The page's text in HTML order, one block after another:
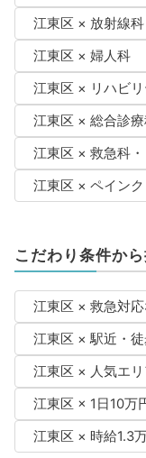
江東区 × 放射線科
江東区 × 婦人科
江東区 × リハビ
江東区 × 総合診
江東区 × 救急科・
江東区 × ペイン
こだわり条件か
江東区 × 救急対応
江東区 × 駅近・
江東区 × 人気エリ
江東区 × 1日10万
江東区 × 時給1.3